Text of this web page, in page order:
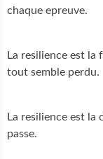
chaque epreuve.
La resilience est la
tout semble perdu.
La resilience est la
passe.